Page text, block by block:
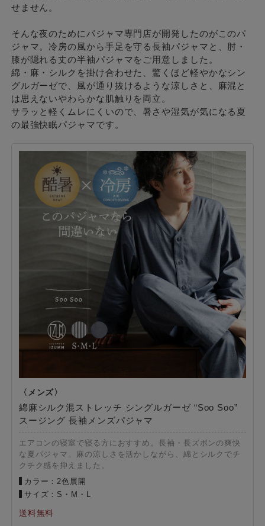
せません。
そんな夜のためにパジャマ専門店が開発したのがこのパ
ジャマ。冷房の風から手足を守る長袖パジャマと、肘・
膝が隠れる丈の半袖パジャマをご用意しました。
綿・麻・シルクを掛け合わせた、驚くほど軽やかなシン
グルガーゼで、風が通り抜けるような涼しさと、麻混と
は思えないやわらかな肌触りを両立。
サラッと軽くムレにくいので、暑さや湿気が気になる夏
の最強快眠パジャマです。
綿麻シルク混ストレッチ シングルガーゼ “Soo Soo”
スージング 長袖メンズパジャマ
エアコンの寝室で寝る方におすすめ。長袖・長ズボンの爽快
な夏パジャマ。麻の涼しさを活かしながら、綿とシルクでチ
クチク感を抑えました。
カラー：2色展開
サイズ：S・M・L